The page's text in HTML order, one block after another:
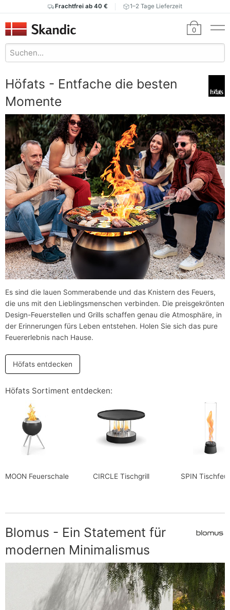
Frachtfrei ab 40 € 1–2 Tage Lieferzeit
0
Höfats - Entfache die besten
Momente
Es sind die lauen Sommerabende und das Knistern des Feuers,
die uns mit den Lieblingsmenschen verbinden. Die preisgekrönten
Design-Feuerstellen und Grills schaffen genau die Atmosphäre, in
der Erinnerungen fürs Leben entstehen. Holen Sie sich das pure
Feuererlebnis nach Hause.
Höfats entdecken
Höfats Sortiment entdecken:
MOON Feuerschale CIRCLE Tischgrill SPIN
Blomus - Ein Statement für
modernen Minimalismus